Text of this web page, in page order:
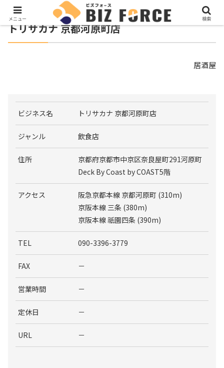
トリサカナ 京都河原町店
居酒屋
ビジネス名 トリサカナ 京都河原町店
ジャンル 飲食店
住所
京都府京都市中京区奈良屋町291河原町
Deck By Coast by COAST5階
アクセス
阪急京都本線 京都河原町 (310m)
京阪本線 三条 (380m)
京阪本線 祇園四条 (390m)
TEL 090-3396-3779
FAX －
営業時間 －
定休日 －
URL －
メニュー 検索